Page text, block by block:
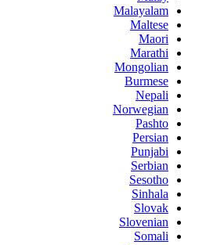
Malayalam
Maltese
Maori
Marathi
Mongolian
Burmese
Nepali
Norwegian
Pashto
Persian
Punjabi
Serbian
Sesotho
Sinhala
Slovak
Slovenian
Somali